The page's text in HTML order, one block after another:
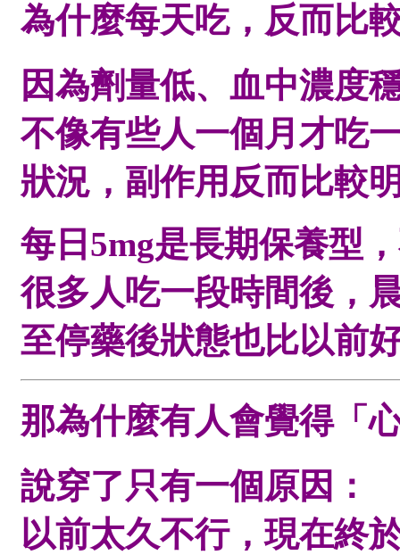
為什麼每天吃，反而比
因為劑量低、血中濃度
不像有些人一個月才吃
狀況，副作用反而比較
每日5mg是長期保養型
很多人吃一段時間後，
至停藥後狀態也比以前
那為什麼有人會覺得「
說穿了只有一個原因：
以前太久不行，現在終